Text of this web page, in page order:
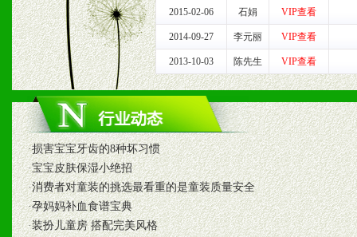
七、招商代理（全国各地）
1、认同我们的经营理念。
2、具备较好商业信誉和资
3、具备区域内良好的终端
4、具备一定业务团队能力
道，医药渠道并为之提供
5、具备较强的市场操作意
2015-02-06 石娟 VIP查看
2014-09-27 李元丽 VIP查看
2013-10-03 陈先生 VIP查看
·损害宝宝牙齿的8种坏习惯
·宝宝皮肤保湿小绝招
·消费者对童装的挑选最看重的是童装质量安全
·孕妈妈补血食谱宝典
·装扮儿童房 搭配完美风格